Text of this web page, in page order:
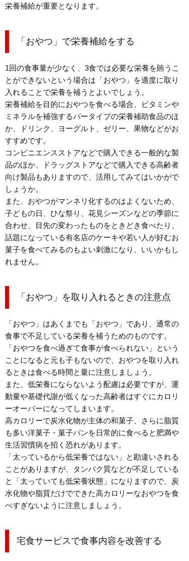
栄養補給が重要となります。
「おやつ」で栄養補給をする
1回の食事量が少なく、3食では必要な栄養を賄うこ
とができないという場合は「おやつ」を適度に取り
入れることで栄養を補うとよいでしょう。
栄養補給を目的におやつを食べる場合、ビタミンや
ミネラルを補強するバータイプの栄養補助食品のほ
か、ドリンク、ヨーグルト、ゼリー、果物などがお
すすめです。
コンビニエンスストアなどで購入できる一般的な製
品のほか、ドラッグストアなどで購入できる高齢者
向け製品もありますので、活用してみてはいかがで
しょうか。
また、おやつがマンネリ化するのはよくないため、
子どもの日、ひな祭り、花見シーズンなどの季節に
合わせ、目先の変わったものをときどき食べたり、
話題になっている有名店のケーキや若い人が好むお
菓子を食べてみるのもよい刺激になり、いいかもし
れません。
「おやつ」を取り入れるときの注意点
「おやつ」はあくまでも「おやつ」であり、通常の
食事で不足している栄養を補うためのものです。
「おやつを食べ過ぎて食事が食べられない」という
ことになると元も子もないので、おやつを取り入れ
るときは食べる時間と量に注意しましょう。
また、低栄養にならないよう配慮は必要ですが、運
動量や基礎代謝が低くなった高齢者はすぐにカロリ
ーオーバーになってしまいます。
高カロリーで炭水化物が主体の和菓子、さらに脂質
も多い洋菓子・菓子パンを日常的に食べると肥満や
生活習慣病を招く恐れがあります。
「太っているから低栄養ではない」と勘違いされる
ことがありますが、タンパク質などが不足している
と「太っていても低栄養状態」になりますので、炭
水化物や脂質だけでできた高カロリーなおやつを食
べすぎないように注意しましょう。
宅食サービスで食事内容を改善する